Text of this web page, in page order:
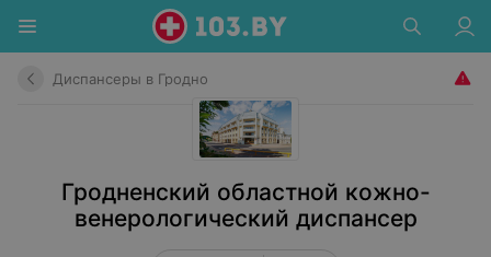
Диспансеры в Гродно
Гродненский областной кожно-
венерологический диспансер